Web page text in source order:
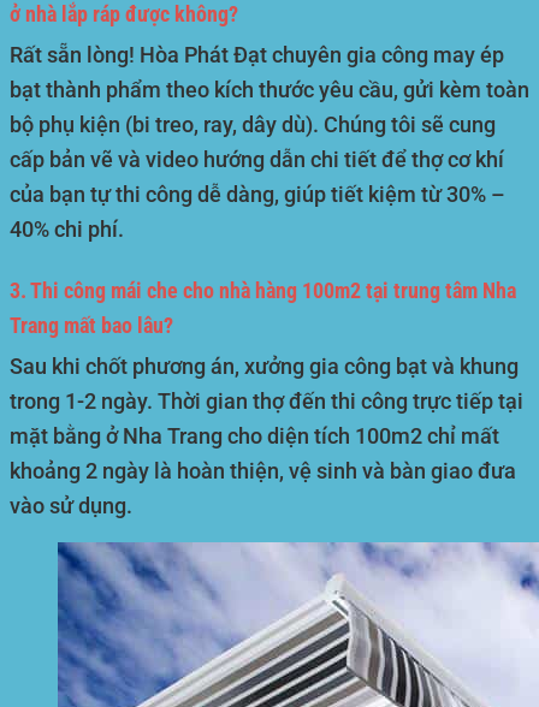
ở nhà lắp ráp được không?
Rất sẵn lòng! Hòa Phát Đạt chuyên gia công may ép
bạt thành phẩm theo kích thước yêu cầu, gửi kèm toàn
bộ phụ kiện (bi treo, ray, dây dù). Chúng tôi sẽ cung
cấp bản vẽ và video hướng dẫn chi tiết để thợ cơ khí
của bạn tự thi công dễ dàng, giúp tiết kiệm từ 30% –
40% chi phí.
3. Thi công mái che cho nhà hàng 100m2 tại trung tâm Nha
Trang mất bao lâu?
Sau khi chốt phương án, xưởng gia công bạt và khung
trong 1-2 ngày. Thời gian thợ đến thi công trực tiếp tại
mặt bằng ở Nha Trang cho diện tích 100m2 chỉ mất
khoảng 2 ngày là hoàn thiện, vệ sinh và bàn giao đưa
vào sử dụng.